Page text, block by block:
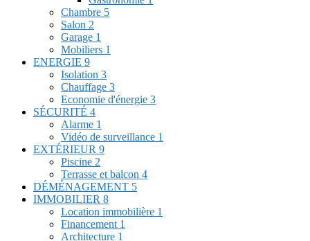
Chambre 5
Salon 2
Garage 1
Mobiliers 1
ENERGIE 9
Isolation 3
Chauffage 3
Economie d'énergie 3
SÉCURITÉ 4
Alarme 1
Vidéo de surveillance 1
EXTÉRIEUR 9
Piscine 2
Terrasse et balcon 4
DÉMÉNAGEMENT 5
IMMOBILIER 8
Location immobilière 1
Financement 1
Architecture 1